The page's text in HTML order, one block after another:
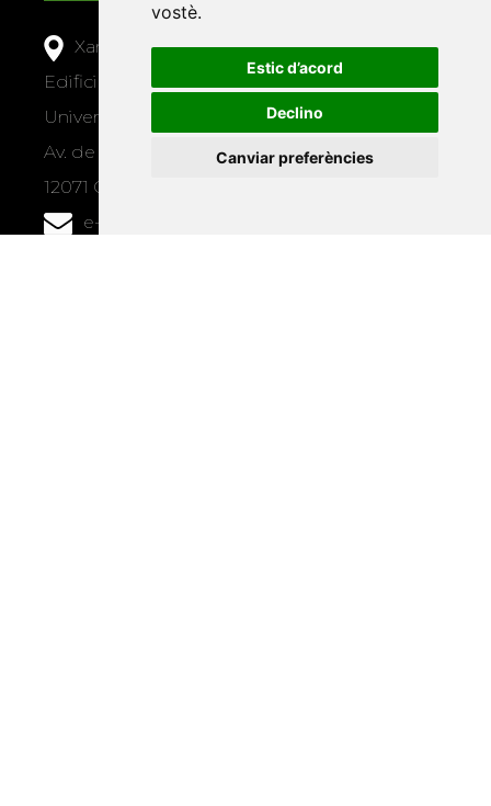
vostè.
Estic d’acord
Declino
Canviar preferències
Xarxa Vives d'Universitats
Edifici Àgora
Universitat Jaume I, local 10
Av. de Vicent Sos Baynat, s/n
12071 Castelló de la Plana
e-buc@vives.org